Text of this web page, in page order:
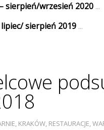
sierpień/wrzesień 2020 ...
sierpień 2019 ...
, KRAKÓW, RESTAURACJE,